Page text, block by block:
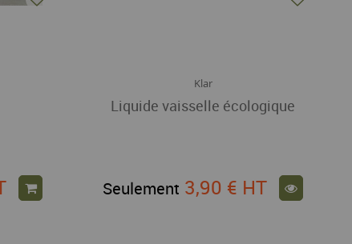
Klar
Liquide vaisselle écologique
Seulement 3,90 € HT